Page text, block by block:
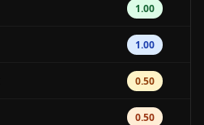
1.00
1.00
0.50
0.50